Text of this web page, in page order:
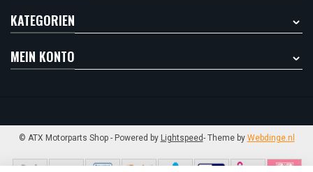
KATEGORIEN
MEIN KONTO
© ATX Motorparts Shop - Powered by Lightspeed- Theme by Webdinge.nl